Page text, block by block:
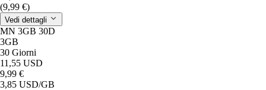
(9,99 €)
Vedi dettagli
MN 3GB 30D
3GB
30 Giorni
11,55 USD
9,99 €
3,85 USD/GB